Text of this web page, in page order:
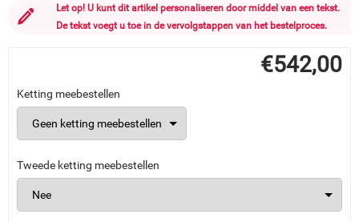
Let op! U kunt dit artikel personaliseren door middel van een tekst.
De tekst voegt u toe in de vervolgstappen van het bestelproces.
€542,00
Ketting meebestellen
Tweede ketting meebestellen